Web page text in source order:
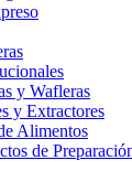
y Wafleras
y Extractores
Alimentos
de